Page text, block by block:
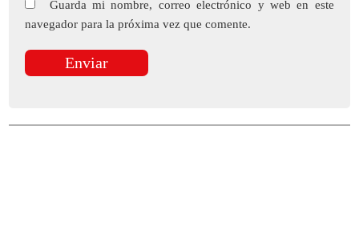
Guarda mi nombre, correo electrónico y web en este
navegador para la próxima vez que comente.